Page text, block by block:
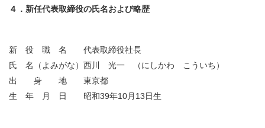
４．新任代表取締役の氏名および略歴
新 役 職 名
代表取締役社長
氏 名（よみがな） 西川 光一 （にしかわ こういち）
出 身 地
東京都
生 年 月 日
昭和39年10月13日生